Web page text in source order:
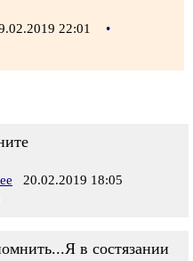
22:01
•
20.02.2019 18:05
в состязании